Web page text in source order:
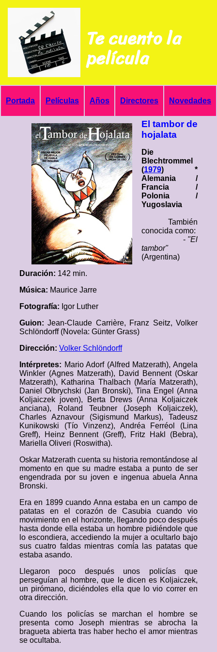
Te cuento la
película
Portada Películas Años Directores Novedades
El tambor de
hojalata
Die
Blechtrommel
(1979) *
Alemania /
Francia /
Polonia /
Yugoslavia
También
conocida como:
- "El
tambor"
(Argentina)
Duración: 142 min.
Música: Maurice Jarre
Fotografía: Igor Luther
Guion:Jean-Claude Carrière, Franz Seitz, Volker
Schlöndorff (Novela: Günter Grass)
Dirección: Volker Schlöndorff
Intérpretes: Mario Adorf (Alfred Matzerath), Angela
Winkler (Agnes Matzerath), David Bennent (Oskar
Matzerath), Katharina Thalbach (María Matzerath),
Daniel Olbrychski (Jan Bronski), Tina Engel (Anna
Koljaiczek joven), Berta Drews (Anna Koljaiczek
anciana), Roland Teubner (Joseph Koljaiczek),
Charles Aznavour (Sigismund Markus), Tadeusz
Kunikowski (Tío Vinzenz), Andréa Ferréol (Lina
Greff), Heinz Bennent (Greff), Fritz Hakl (Bebra),
Mariella Oliveri (Roswitha).
Oskar Matzerath cuenta su historia remontándose al
momento en que su madre estaba a punto de ser
engendrada por su joven e ingenua abuela Anna
Bronski.
Era en 1899 cuando Anna estaba en un campo de
patatas en el corazón de Casubia cuando vio
movimiento en el horizonte, llegando poco después
hasta donde ella estaba un hombre pidiéndole que
lo escondiera, accediendo la mujer a ocultarlo bajo
sus cuatro faldas mientras comía las patatas que
estaba asando.
Llegaron poco después unos policías que
perseguían al hombre, que le dicen es Koljaiczek,
un pirómano, diciéndoles ella que lo vio correr en
otra dirección.
Cuando los policías se marchan el hombre se
presenta como Joseph mientras se abrocha la
bragueta abierta tras haber hecho el amor mientras
se ocultaba.